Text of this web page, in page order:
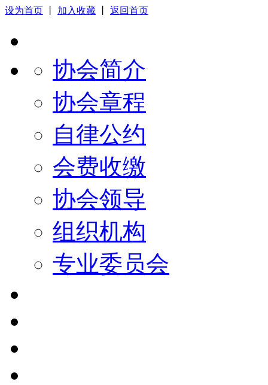
设为首页 加入收藏 返回首页
协会简介
协会章程
自律公约
会费收缴
协会领导
组织机构
专业委员会